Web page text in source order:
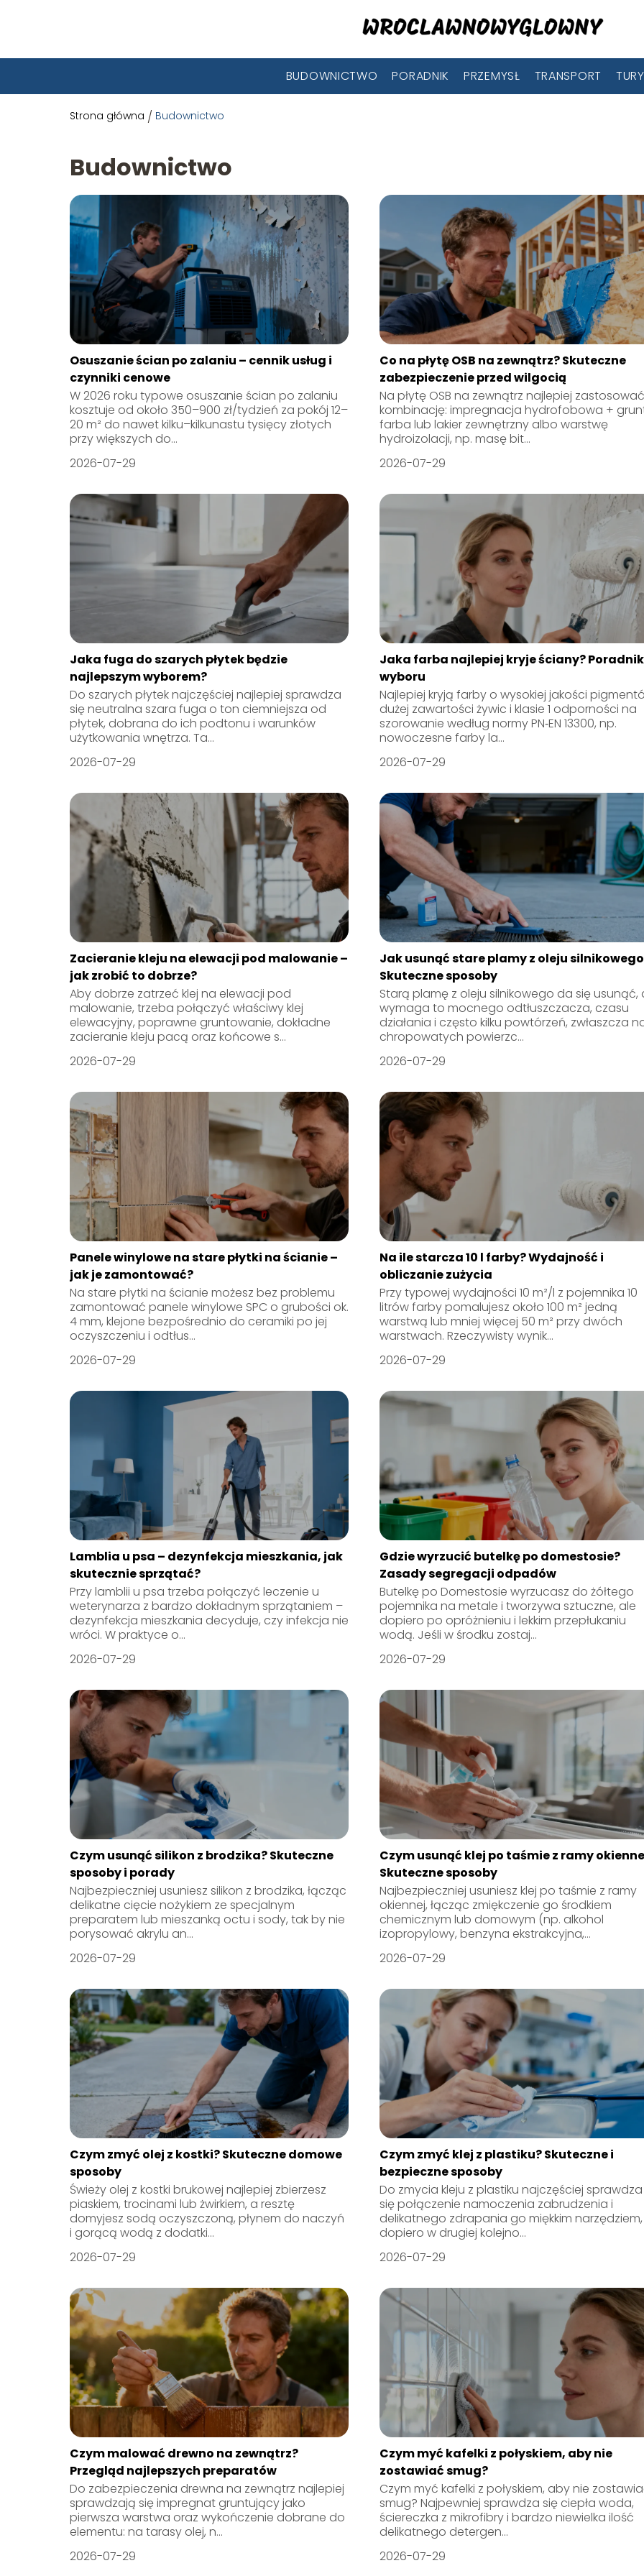
BUDOWNICTWO PORADNIK PRZEMYSŁ TRANSPORT
Strona główna / Budownictwo
Budownictwo
Osuszanie ścian po zalaniu – cennik usług i
czynniki cenowe
W 2026 roku typowe osuszanie ścian po zalaniu
kosztuje od około 350–900 zł/tydzień za pokój 12–
20 m² do nawet kilku–kilkunastu tysięcy złotych
przy większych do...
2026-07-29
Co na płytę OSB na zewnątrz? Skuteczne
zabezpieczenie przed wilgocią
Na płytę OSB na zewnątrz najlepiej
kombinację: impregnacja hydrofobowa +
farba lub lakier zewnętrzny albo warstwę
hydroizolacji, np. masę bit...
2026-07-29
Jaka fuga do szarych płytek będzie
najlepszym wyborem?
Do szarych płytek najczęściej najlepiej sprawdza
się neutralna szara fuga o ton ciemniejsza od
płytek, dobrana do ich podtonu i warunków
użytkowania wnętrza. Ta...
2026-07-29
Jaka farba najlepiej kryje ściany? Poradnik
wyboru
Najlepiej kryją farby o wysokiej jakości
dużej zawartości żywic i klasie 1 odporności na
szorowanie według normy PN‑EN 13300, np.
nowoczesne farby la...
2026-07-29
Zacieranie kleju na elewacji pod malowanie –
jak zrobić to dobrze?
Aby dobrze zatrzeć klej na elewacji pod
malowanie, trzeba połączyć właściwy klej
elewacyjny, poprawne gruntowanie, dokładne
zacieranie kleju pacą oraz końcowe s...
2026-07-29
Jak usunąć stare plamy z oleju
Skuteczne sposoby
Starą plamę z oleju silnikowego da się usunąć,
wymaga to mocnego odtłuszczacza, czasu
działania i często kilku powtórzeń, zwłaszcza
chropowatych powierzc...
2026-07-29
Panele winylowe na stare płytki na ścianie –
jak je zamontować?
Na stare płytki na ścianie możesz bez problemu
zamontować panele winylowe SPC o grubości ok.
4 mm, klejone bezpośrednio do ceramiki po jej
oczyszczeniu i odtłus...
2026-07-29
Na ile starcza 10 l farby? Wydajność i
obliczanie zużycia
Przy typowej wydajności 10 m²/l z pojemnika 10
litrów farby pomalujesz około 100 m² jedną
warstwą lub mniej więcej 50 m² przy dwóch
warstwach. Rzeczywisty wynik...
2026-07-29
Lamblia u psa – dezynfekcja mieszkania, jak
skutecznie sprzątać?
Przy lamblii u psa trzeba połączyć leczenie u
weterynarza z bardzo dokładnym sprzątaniem –
dezynfekcja mieszkania decyduje, czy infekcja nie
wróci. W praktyce o...
2026-07-29
Gdzie wyrzucić butelkę po domestosie?
Zasady segregacji odpadów
Butelkę po Domestosie wyrzucasz do żółtego
pojemnika na metale i tworzywa sztuczne, ale
dopiero po opróżnieniu i lekkim przepłukaniu
wodą. Jeśli w środku zostaj...
2026-07-29
Czym usunąć silikon z brodzika? Skuteczne
sposoby i porady
Najbezpieczniej usuniesz silikon z brodzika, łącząc
delikatne cięcie nożykiem ze specjalnym
preparatem lub mieszanką octu i sody, tak by nie
porysować akrylu an...
2026-07-29
Czym usunąć klej po taśmie z ramy
Skuteczne sposoby
Najbezpieczniej usuniesz klej po taśmie z ramy
okiennej, łącząc zmiękczenie go środkiem
chemicznym lub domowym (np. alkohol
izopropylowy, benzyna ekstrakcyjna,...
2026-07-29
Czym zmyć olej z kostki? Skuteczne domowe
sposoby
Świeży olej z kostki brukowej najlepiej zbierzesz
piaskiem, trocinami lub żwirkiem, a resztę
domyjesz sodą oczyszczoną, płynem do naczyń
i gorącą wodą z dodatki...
2026-07-29
Czym zmyć klej z plastiku? Skuteczne i
bezpieczne sposoby
Do zmycia kleju z plastiku najczęściej sprawdza
się połączenie namoczenia zabrudzenia i
delikatnego zdrapania go miękkim
dopiero w drugiej kolejno...
2026-07-29
Czym malować drewno na zewnątrz?
Przegląd najlepszych preparatów
Do zabezpieczenia drewna na zewnątrz najlepiej
sprawdzają się impregnat gruntujący jako
pierwsza warstwa oraz wykończenie dobrane do
elementu: na tarasy olej, n...
2026-07-29
Czym myć kafelki z połyskiem, aby nie
zostawiać smug?
Czym myć kafelki z połyskiem, aby nie
smug? Najpewniej sprawdza się ciepła woda,
ściereczka z mikrofibry i bardzo niewielka ilość
delikatnego detergen...
2026-07-29